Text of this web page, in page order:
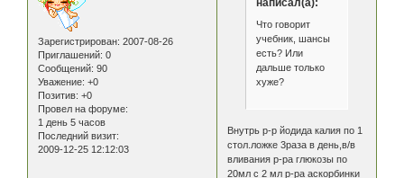
Зарегистрирован: 2007-08-26
Приглашений: 0
Сообщений: 90
Уважение: +0
Позитив: +0
Провел на форуме:
1 день 5 часов
Последний визит:
2009-12-25 12:12:03
написал(а):
Что говорит
учебник, шансы
есть? Или
дальше только
хуже?
Внутрь р-р йодида калия по 1
стол.ложке 3раза в день,в/в
вливания р-ра глюкозы по
20мл с 2 мл р-ра аскорбинки